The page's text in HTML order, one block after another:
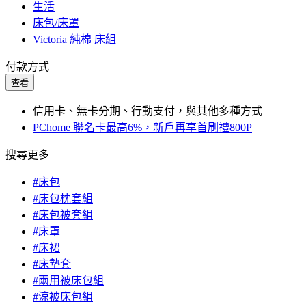
生活
床包/床罩
Victoria 純棉 床組
付款方式
查看
信用卡、無卡分期、行動支付，與其他多種方式
PChome 聯名卡最高6%，新戶再享首刷禮800P
搜尋更多
#床包
#床包枕套組
#床包被套組
#床罩
#床裙
#床墊套
#兩用被床包組
#涼被床包組